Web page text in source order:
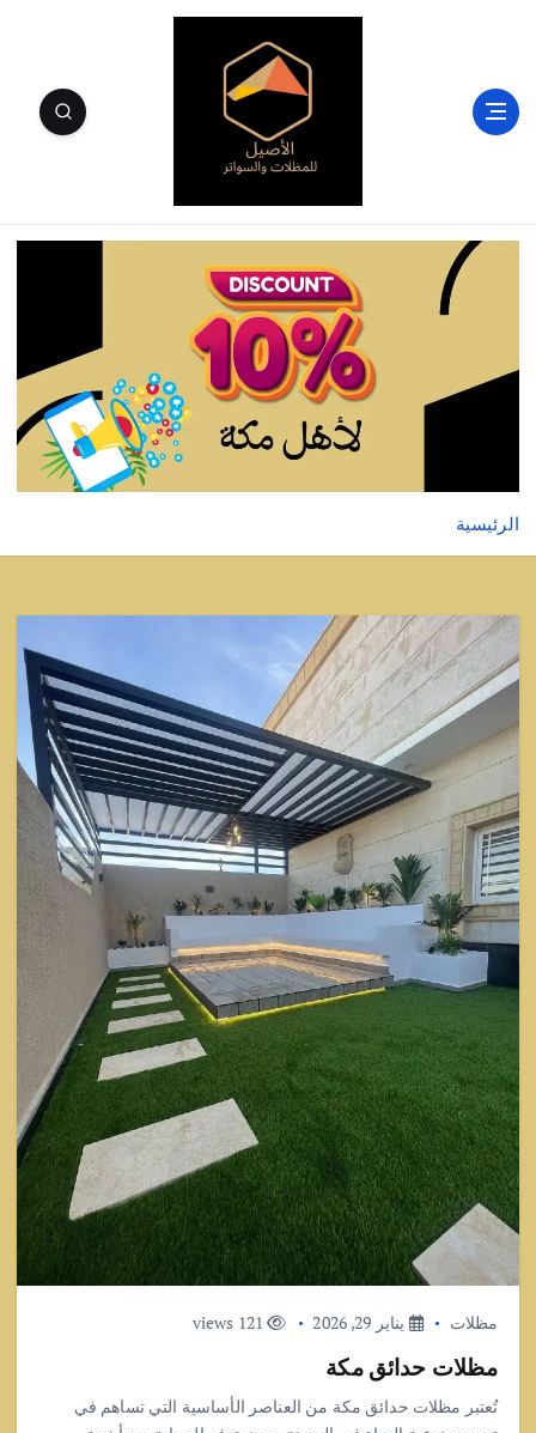
الرئيسية
مظلات يناير 29, 2026 121 views
مظلات حدائق مكة
تُعتبر مظلات حدائق مكة من العناصر الأساسية التي تساهم في